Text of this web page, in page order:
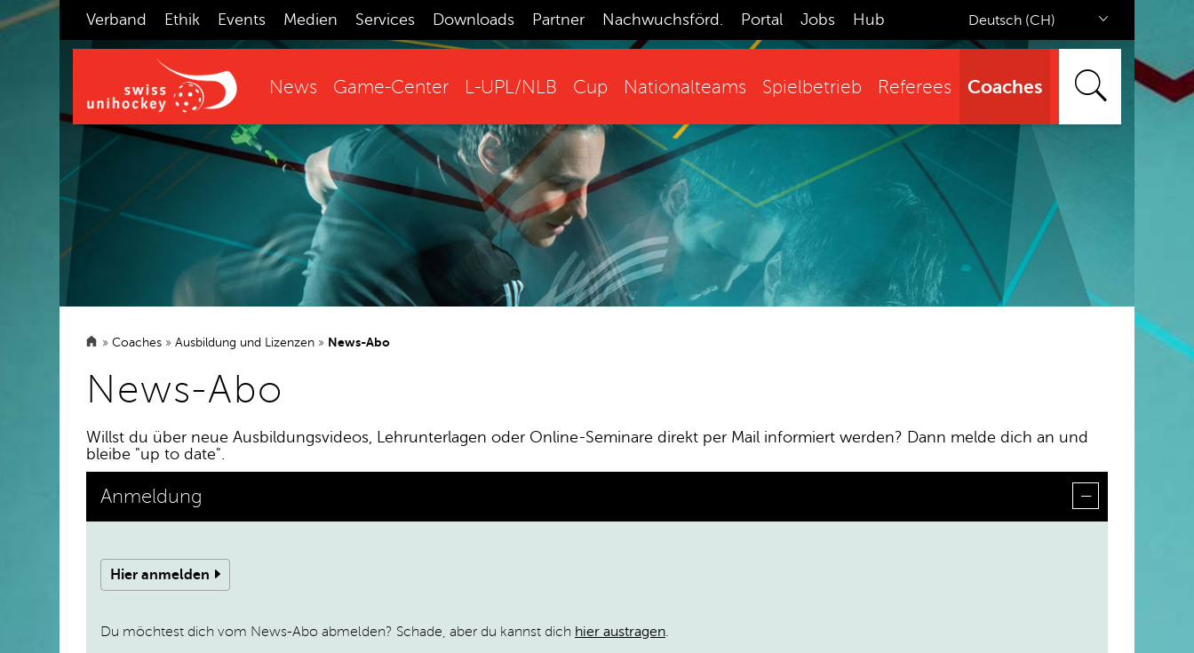
Verband Ethik Events Medien Services Downloads Partner Nachwuchsförd. Portal Jobs Hub Deutsch (CH)
News Game-Center L-UPL/NLB Cup Nationalteams Spielbetrieb Referees Coaches
» Coaches » Ausbildung und Lizenzen » News-Abo
News-Abo
Willst du über neue Ausbildungsvideos, Lehrunterlagen oder Online-Seminare direkt per Mail informiert werden? Dann melde dich an und
bleibe "up to date".
Anmeldung
Hier anmelden
Du möchtest dich vom News-Abo abmelden? Schade, aber du kannst dich hier austragen.